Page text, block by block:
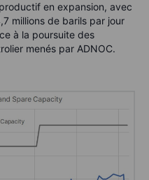
en expansion, avec
millions de barils par jour
à la poursuite des
menés par ADNOC.